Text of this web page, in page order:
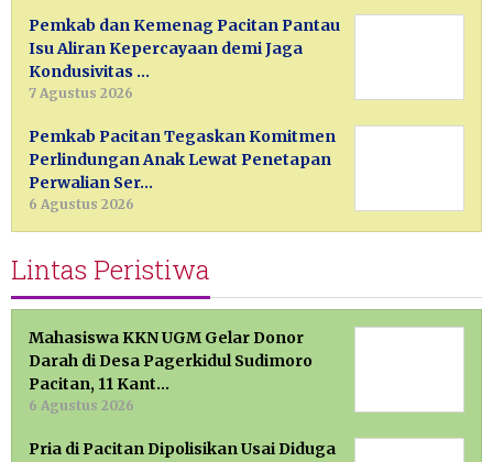
Pemkab dan Kemenag Pacitan Pantau
Isu Aliran Kepercayaan demi Jaga
Kondusivitas …
7 Agustus 2026
Pemkab Pacitan Tegaskan Komitmen
Perlindungan Anak Lewat Penetapan
Perwalian Ser…
6 Agustus 2026
Lintas Peristiwa
Mahasiswa KKN UGM Gelar Donor
Darah di Desa Pagerkidul Sudimoro
Pacitan, 11 Kant…
6 Agustus 2026
Pria di Pacitan Dipolisikan Usai Diduga